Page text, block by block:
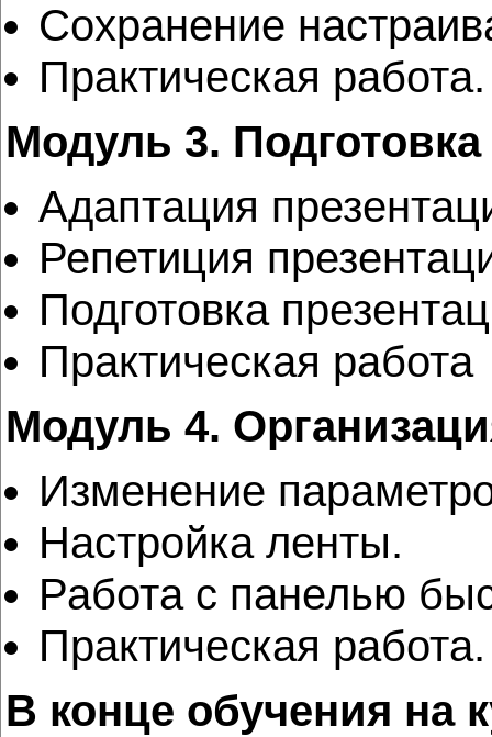
Сохранение
Практическая работа.
Модуль 3.
Адаптация
Репетиция
Подготовка
Практическая работа
Модуль 4.
Изменение
Настройка ленты.
Работа с панелью
Практическая работа.
В конце обучения на